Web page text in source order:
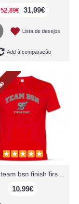
52,89€ 31,99€
Lista de desejos
Add à comparação
10,99€